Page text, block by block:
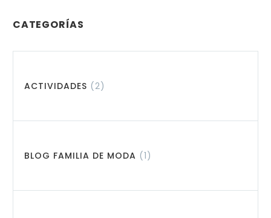
CATEGORÍAS
ACTIVIDADES (2)
BLOG FAMILIA DE MODA (1)